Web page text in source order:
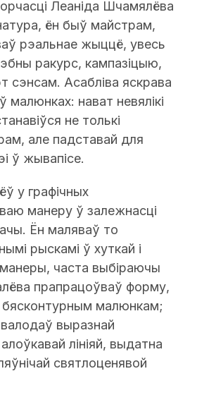
Леаніда Шчамялёва
ён быў майстрам,
рэальнае жыццё, увесь
ракурс, кампазіцыю,
сэнсам. Асабліва яскрава
малюнках: нават невялікі
не толькі
але падставай для
ў жывапісе.
у графічных
манеру ў залежнасці
Ён маляваў то
рыскамі ў хуткай і
манеры, часта выбіраючы
прапрацоўваў форму,
малюнкам;
выразнай
лініяй, выдатна
святлоценявой